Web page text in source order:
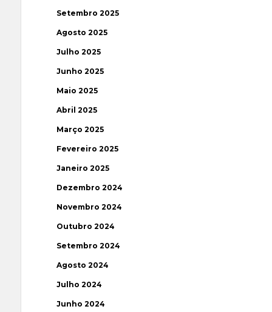
Setembro 2025
Agosto 2025
Julho 2025
Junho 2025
Maio 2025
Abril 2025
Março 2025
Fevereiro 2025
Janeiro 2025
Dezembro 2024
Novembro 2024
Outubro 2024
Setembro 2024
Agosto 2024
Julho 2024
Junho 2024